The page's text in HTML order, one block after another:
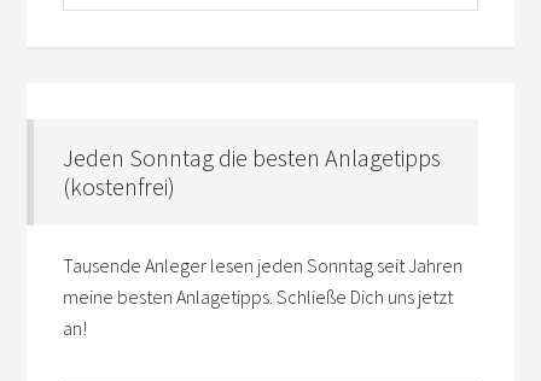
Jeden Sonntag die besten Anlagetipps
(kostenfrei)
Tausende Anleger lesen jeden Sonntag seit Jahren
meine besten Anlagetipps. Schließe Dich uns jetzt
an!